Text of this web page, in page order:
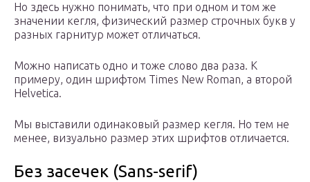
Но здесь нужно понимать, что при одном и том же
значении кегля, физический размер строчных букв у
разных гарнитур может отличаться.
Можно написать одно и тоже слово два раза. К
примеру, один шрифтом Times New Roman, а второй
Helvetica.
Мы выставили одинаковый размер кегля. Но тем не
менее, визуально размер этих шрифтов отличается.
Без засечек (Sans-serif)